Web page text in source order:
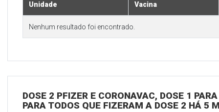
Unidade Vacina
Nenhum resultado foi encontrado.
DOSE 2 PFIZER E CORONAVAC, DOSE 1
PARA TODOS QUE FIZERAM A DOSE 2 HÁ 5